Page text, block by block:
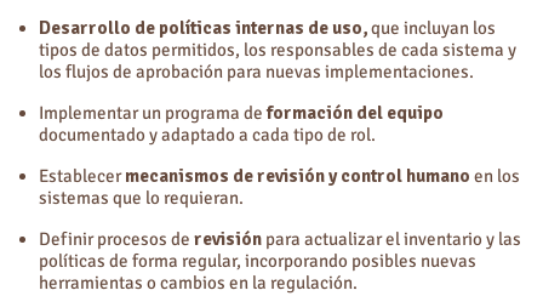
Desarrollo de políticas internas de uso,que incluyan los
tipos de datos permitidos, los responsables de cada sistema y
los flujos de aprobación para nuevas implementaciones.
Implementar un programa deformación del equipo
documentado y adaptado a cada tipo de rol.
Establecermecanismos de revisión y control humano en los
sistemas que lo requieran.
Definir procesos de revisión para actualizar el inventario y las
políticas de forma regular, incorporando posibles nuevas
herramientas o cambios en la regulación.